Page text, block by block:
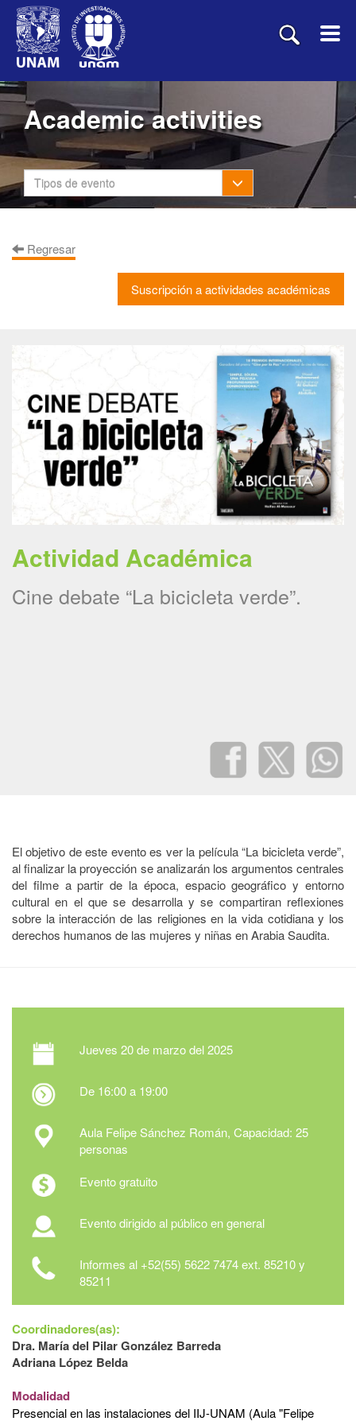
Academic activities
Tipos de evento Toggle Dropdown
Regresar
Suscripción a actividades académicas
Actividad Académica
Cine debate “La bicicleta verde”.
El objetivo de este evento es ver la película “La bicicleta verde”,
al finalizar la proyección se analizarán los argumentos centrales
del filme a partir de la época, espacio geográfico y entorno
cultural en el que se desarrolla y se compartiran reflexiones
sobre la interacción de las religiones en la vida cotidiana y los
derechos humanos de las mujeres y niñas en Arabia Saudita.
Jueves 20 de marzo del 2025
De 16:00 a 19:00
Aula Felipe Sánchez Román, Capacidad: 25
personas
Evento gratuito
Evento dirigido al público en general
Informes al +52(55) 5622 7474 ext. 85210 y
85211
Coordinadores(as):
Dra. María del Pilar González Barreda
Adriana López Belda
Modalidad
Presencial en las instalaciones del IIJ-UNAM (Aula "Felipe